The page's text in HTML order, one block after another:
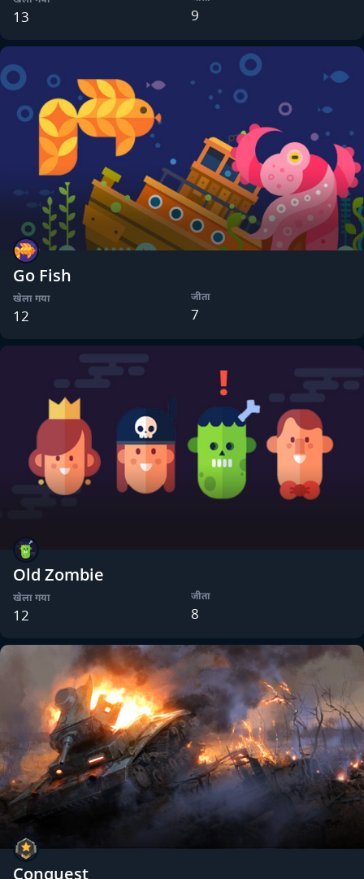
13 9
Go Fish
खेला गया
12
जीता
7
Old Zombie
खेला गया
12
जीता
8
Conquest